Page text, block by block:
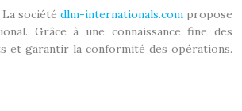
société dlm-internationals.compropose
Grâce à une connaissance fine des
et garantir la conformité des opérations.